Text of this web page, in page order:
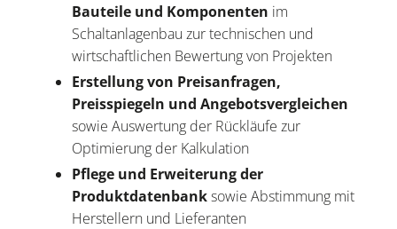
Bauteile und Komponenten im
Schaltanlagenbau zur technischen und
wirtschaftlichen Bewertung von Projekten
Erstellung von Preisanfragen,
Preisspiegeln und Angebotsvergleichen
sowie Auswertung der Rückläufe zur
Optimierung der Kalkulation
Pflege und Erweiterung der
Produktdatenbanksowie Abstimmung mit
Herstellern und Lieferanten